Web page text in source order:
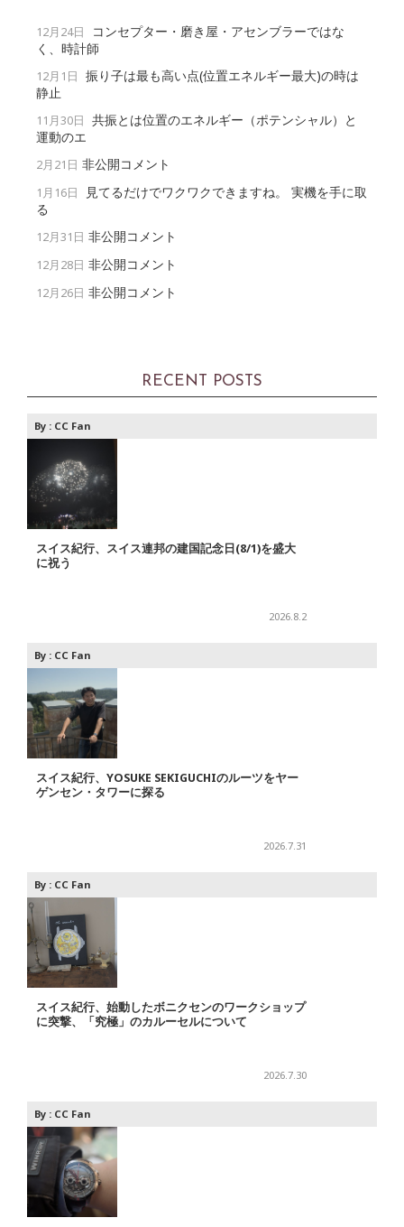
12月24日
コンセプター・磨き屋・アセンブラーではな
く、時計師
12月1日 振り子は最も高い点(位置エネルギー最大)の時は
静止
11月30日 共振とは位置のエネルギー（ポテンシャル）と
運動のエ
2月21日 非公開コメント
1月16日
見てるだけでワクワクできますね。 実機を手に取
る
12月31日 非公開コメント
12月28日 非公開コメント
12月26日 非公開コメント
RECENT POSTS
By : CC Fan
スイス紀行、スイス連邦の建国記念日(8/1)を盛大
に祝う
2026.8.2
By : CC Fan
スイス紀行、YOSUKE SEKIGUCHIのルーツをヤー
ゲンセン・タワーに探る
2026.7.31
By : CC Fan
スイス紀行、始動したボニクセンのワークショップ
に突撃、「究極」のカルーセルについて
2026.7.30
By : CC Fan